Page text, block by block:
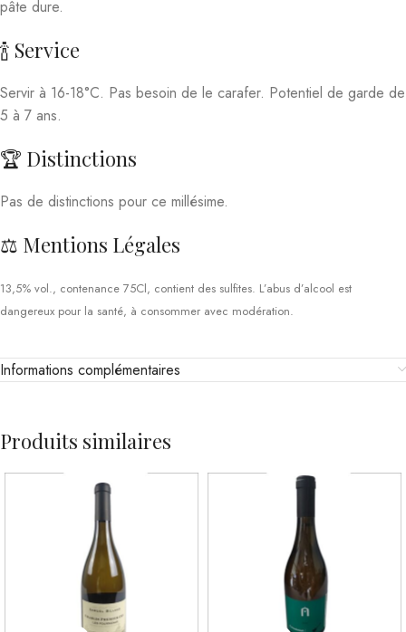
pâte dure.
🍾 Service
Servir à 16-18°C. Pas besoin de le carafer. Potentiel de garde de
5 à 7 ans.
🏆 Distinctions
Pas de distinctions pour ce millésime.
⚖️ Mentions Légales
13,5% vol., contenance 75Cl, contient des sulfites. L’abus d’alcool est
dangereux pour la santé, à consommer avec modération.
Informations complémentaires
Produits similaires